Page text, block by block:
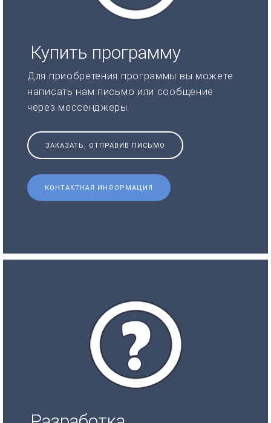
Купить программу
Для приобретения программы вы можете
написать нам письмо или сообщение
через мессенджеры
ЗАКАЗАТЬ, ОТПРАВИВ ПИСЬМО
КОНТАКТНАЯ ИНФОРМАЦИЯ